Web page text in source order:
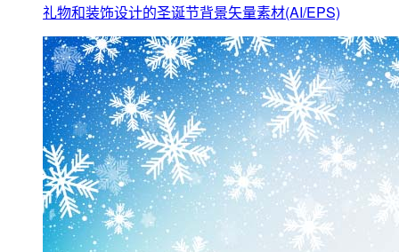
礼物和装饰设计的圣诞节背景矢量素材(AI/EPS)